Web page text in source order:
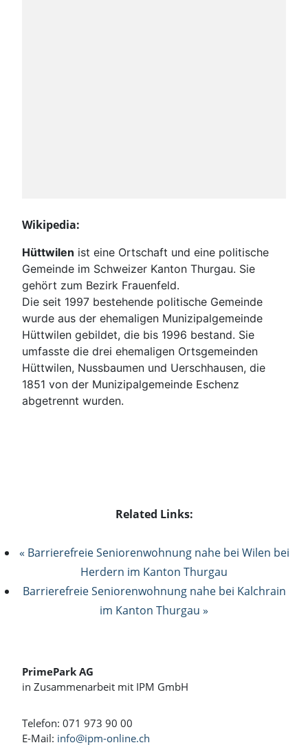
Wikipedia:
Hüttwilen ist eine Ortschaft und eine politische
Gemeinde im Schweizer Kanton Thurgau. Sie
gehört zum Bezirk Frauenfeld.
Die seit 1997 bestehende politische Gemeinde
wurde aus der ehemaligen Munizipalgemeinde
Hüttwilen gebildet, die bis 1996 bestand. Sie
umfasste die drei ehemaligen Ortsgemeinden
Hüttwilen, Nussbaumen und Uerschhausen, die
1851 von der Munizipalgemeinde Eschenz
abgetrennt wurden.
Related Links:
« Barrierefreie Seniorenwohnung nahe bei Wilen bei
Herdern im Kanton Thurgau
Barrierefreie Seniorenwohnung nahe bei Kalchrain
im Kanton Thurgau »
PrimePark AG
in Zusammenarbeit mit IPM GmbH
Telefon: 071 973 90 00
E-Mail: info@ipm-online.ch